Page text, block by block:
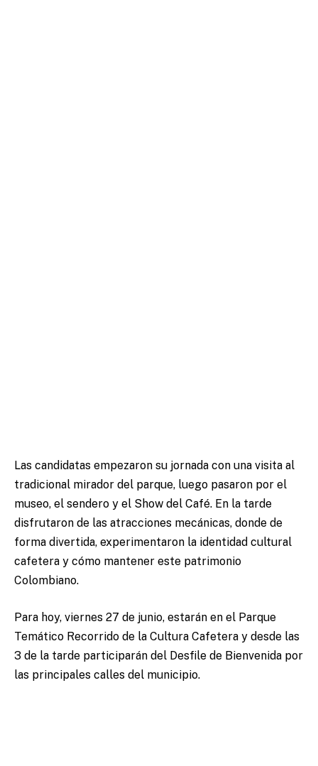
Las candidatas empezaron su jornada con una visita al
tradicional mirador del parque, luego pasaron por el
museo, el sendero y el Show del Café. En la tarde
disfrutaron de las atracciones mecánicas, donde de
forma divertida, experimentaron la identidad cultural
cafetera y cómo mantener este patrimonio
Colombiano.
Para hoy, viernes 27 de junio, estarán en el Parque
Temático Recorrido de la Cultura Cafetera y desde las
3 de la tarde participarán del Desfile de Bienvenida por
las principales calles del municipio.